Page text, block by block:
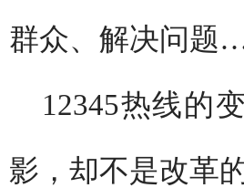
群众、解决问
12345热线的
影，却不是改革